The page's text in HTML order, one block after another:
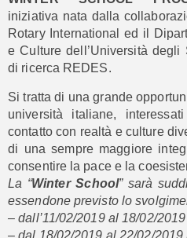
iniziativa nata dalla
Rotary International ed il
e Culture dell’Università degli
di ricerca REDES.
Si tratta di una grande
università italiane,
contatto con realtà e culture
di una sempre maggiore
consentire la pace e la
La “Winter School” sarà
essendone previsto lo
– dall’11/02/2019 al 18/02/
– dal 18/02/2019 al 22/02/